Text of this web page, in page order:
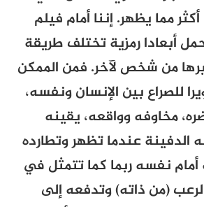
مما يظهر. إننا أمام فيلم
أبعادا رمزية تختلف طريقة
من شخص لآخر. فمن الممكن
للصراع بين الإنسان ونفسه،
مخاوفه وواقعه، يقينه
الدفينة عندما تظهر وتطارده
نفسه ربما كما تتمثل في
(من ذاته) وتدفعه إلى